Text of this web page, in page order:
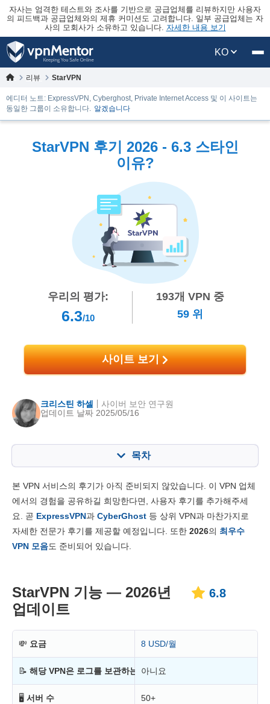
자사는 엄격한 테스트와 조사를 기반으로 공급업체를 리뷰하지만 사용자
의 피드백과 공급업체와의 제휴 커미션도 고려합니다. 일부 공급업체는 자
사의 모회사가 소유하고 있습니다. 자세한 내용 보기
KO
리뷰 StarVPN
에디터 노트: ExpressVPN, Cyberghost, Private Internet Access 및 이 사이트는
동일한 그룹이 소유합니다. 알겠습니다
StarVPN 후기 2026 - 6.3 스타인
이유?
우리의 평가:
6.3/10
193개 VPN 중
59 위
사이트 보기
크리스틴 하셀
업데이트 날짜 2025/05/16
사이버 보안 연구원
목차
주요 기능 6.8
설치 및 앱 7.0
본 VPN 서비스의 후기가 아직 준비되지 않았습니다. 이 VPN 업체
에서의 경험을 공유하길 희망한다면, 사용자 후기를 추가해주세
요. 곧 ExpressVPN과 CyberGhost 등 상위 VPN과 마찬가지로
자세한 전문가 후기를 제공할 예정입니다. 또한 2026의 최우수
VPN 모음도 준비되어 있습니다.
StarVPN 기능 — 2026년
업데이트
6.8
💸 요금 8 USD/월
📝 해당 VPN은 로그를 보관하는가?아니요
🖥 서버 수 50+